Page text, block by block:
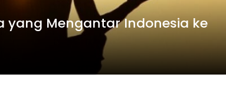
yang Mengantar Indonesia ke